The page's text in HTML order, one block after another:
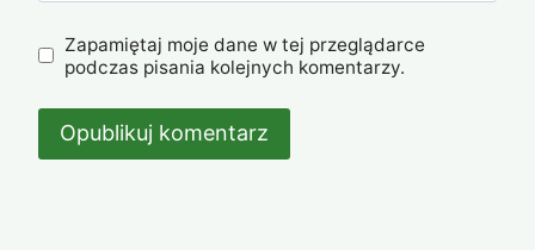
Zapamiętaj moje dane w tej przeglądarce
podczas pisania kolejnych komentarzy.